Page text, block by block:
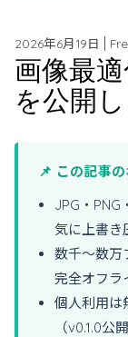
2026年6月19日
画像最
を公開
📌 この記事
JPG・PNG
気に上書き
数千～数万
完全オフラ
個人利用は
（v0.1.0公開